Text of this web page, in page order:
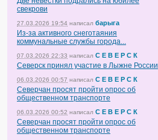
свекрови
27.03.2026 19:54 написал барыга
Из-за активного снеготаяния
коммунальные службы города...
07.03.2026 22:33 написал С Е В Е Р С К
Северск принял участие в Лыжне России
06.03.2026 00:57 написал С Е В Е Р С К
Северчан просят пройти опрос об
общественном транспорте
06.03.2026 00:52 написал С Е В Е Р С К
Северчан просят пройти опрос об
общественном транспорте